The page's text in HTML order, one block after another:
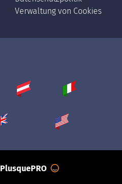
Verwaltung von Cookies
PlusquePRO